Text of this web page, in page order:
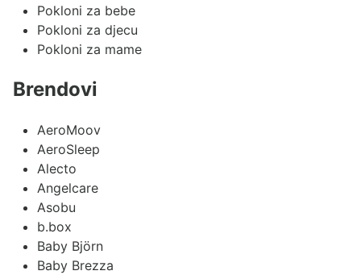
Pokloni za bebe
Pokloni za djecu
Pokloni za mame
Brendovi
AeroMoov
AeroSleep
Alecto
Angelcare
Asobu
b.box
Baby Björn
Baby Brezza